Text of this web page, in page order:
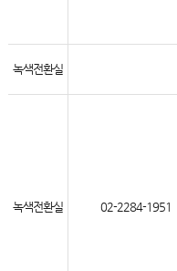
녹색전환실
녹색전환실 02-2284-1951